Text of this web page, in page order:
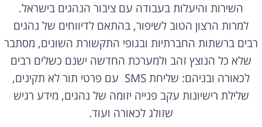
השירות והיעלות בעבודה עם ציבור הנהגים בישראל.
למרות הרצון הטוב לשיפור, בהתאם לדיווחים של נהגים
רבים ברשתות החברתיות ובגופי התקשורת השונים, מסתבר
שלא כל הנוצץ זהב ולמערכת החדשה ישנם כשלים רבים
לכאורה ובניהם: שליחת SMS עם פרטי תור לא תקינים,
שלילת רישיונות עקב פנייה יזומה של נהגים, מידע רגיש
שזולג לכאורה ועוד.